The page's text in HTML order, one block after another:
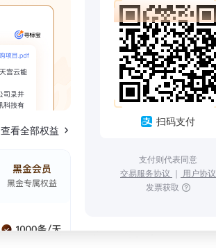
查看全部权益
扫码支付
支付则代表同意
交易服务协议 ｜ 用户协议
发票获取